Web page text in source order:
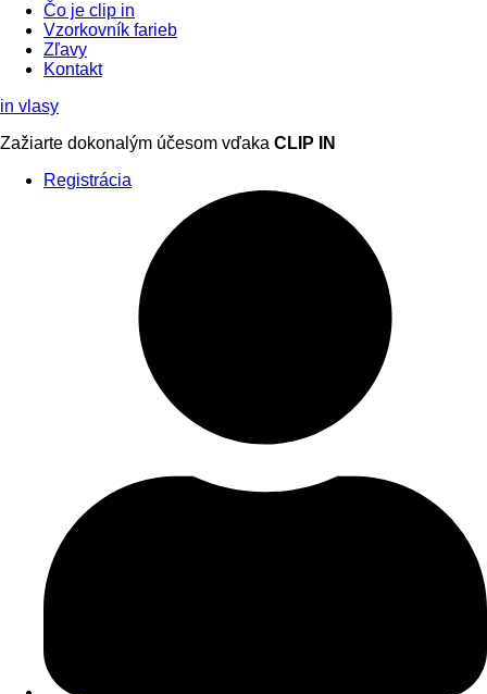
Čo je clip in
Vzorkovník farieb
Zľavy
Kontakt
in vlasy
Zažiarte dokonalým účesom vďaka CLIP IN
Registrácia